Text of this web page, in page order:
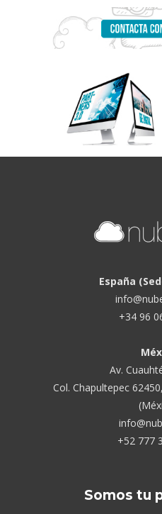
España
+34 96
Av.
Col. Chapultepec
+52 777
Somos tu